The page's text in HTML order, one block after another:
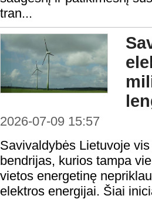
tran...
2026-07-09 15:57
Savivaldybės Lietuvoje
bendrijas, kurios tampa
vietos energetinę
elektros energijai. Šiai